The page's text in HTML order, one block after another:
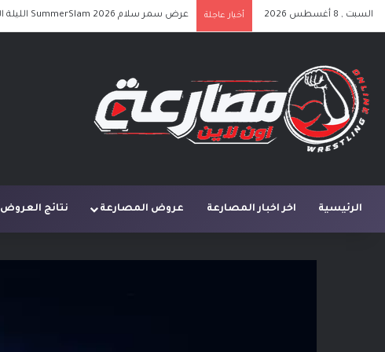
السبت , 8 أغسطس 2026 أخبار عاجلة عرض سمر سلام SummerSlam 2026 الليلة الأولى كامل مترجم
الرئيسية اخر اخبار المصارعة عروض المصارعة نتائج العروض